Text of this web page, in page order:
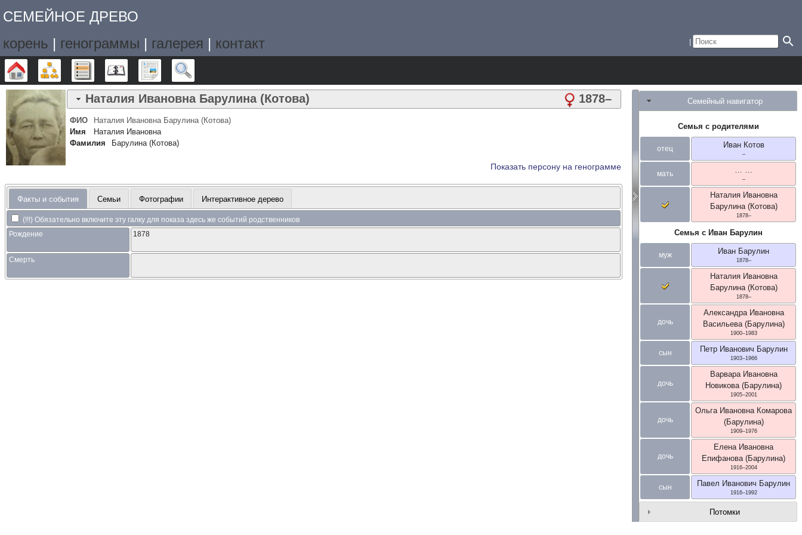
СЕМЕЙНОЕ ДРЕВО
корень | генограммы | галерея | контакт
Дерево Графики Списки Календарь Отчёты
Наталия Ивановна Барулина (Котова) 1878–
ФИО Наталия Ивановна Барулина (Котова)
Имя
Наталия Ивановна
Фамилия
Барулина (Котова)
Показать персону на генограмме
Факты и события Семьи Фотографии Интерактивное дерево
(!!!) Обязательно включите эту галку для показа здесь же событий родственников
Рождение
1878
Смерть
Семейный навигатор
Семья с родителями
отец Иван Котов
–
мать … …
–
Наталия Ивановна
Барулина (Котова)
1878–
Семья с Иван Барулин
муж Иван Барулин
1878–
Наталия Ивановна
Барулина (Котова)
1878–
дочь
Александра Ивановна
Васильева (Барулина)
1900–1983
сын Петр Иванович Барулин
1903–1966
дочь
Варвара Ивановна
Новикова (Барулина)
1905–2001
дочь
Ольга Ивановна Комарова
(Барулина)
1909–1976
дочь
Елена Ивановна
Епифанова (Барулина)
1916–2004
сын Павел Иванович Барулин
1916–1992
Потомки